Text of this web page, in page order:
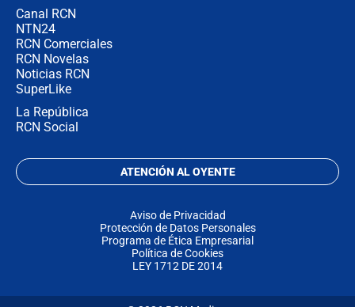
Canal RCN
NTN24
RCN Comerciales
RCN Novelas
Noticias RCN
SuperLike
La República
RCN Social
ATENCIÓN AL OYENTE
Aviso de Privacidad
Protección de Datos Personales
Programa de Ética Empresarial
Política de Cookies
LEY 1712 DE 2014